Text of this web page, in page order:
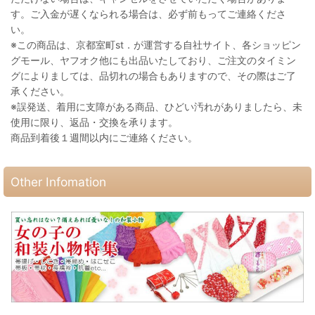
す。ご入金が遅くなられる場合は、必ず前もってご連絡くださ
い。
※この商品は、京都室町st．が運営する自社サイト、各ショッピン
グモール、ヤフオク他にも出品いたしており、ご注文のタイミン
グによりましては、品切れの場合もありますので、その際はご了
承ください。
※誤発送、着用に支障がある商品、ひどい汚れがありましたら、未
使用に限り、返品・交換を承ります。
商品到着後１週間以内にご連絡ください。
Other Infomation